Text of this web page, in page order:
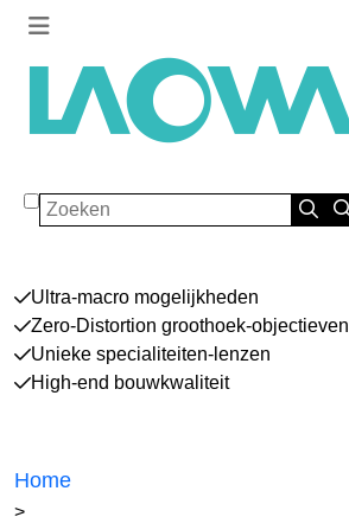
Zoeken
Ultra-macro mogelijkheden
Zero-Distortion groothoek-objectieven
Unieke specialiteiten-lenzen
High-end bouwkwaliteit
Home
>